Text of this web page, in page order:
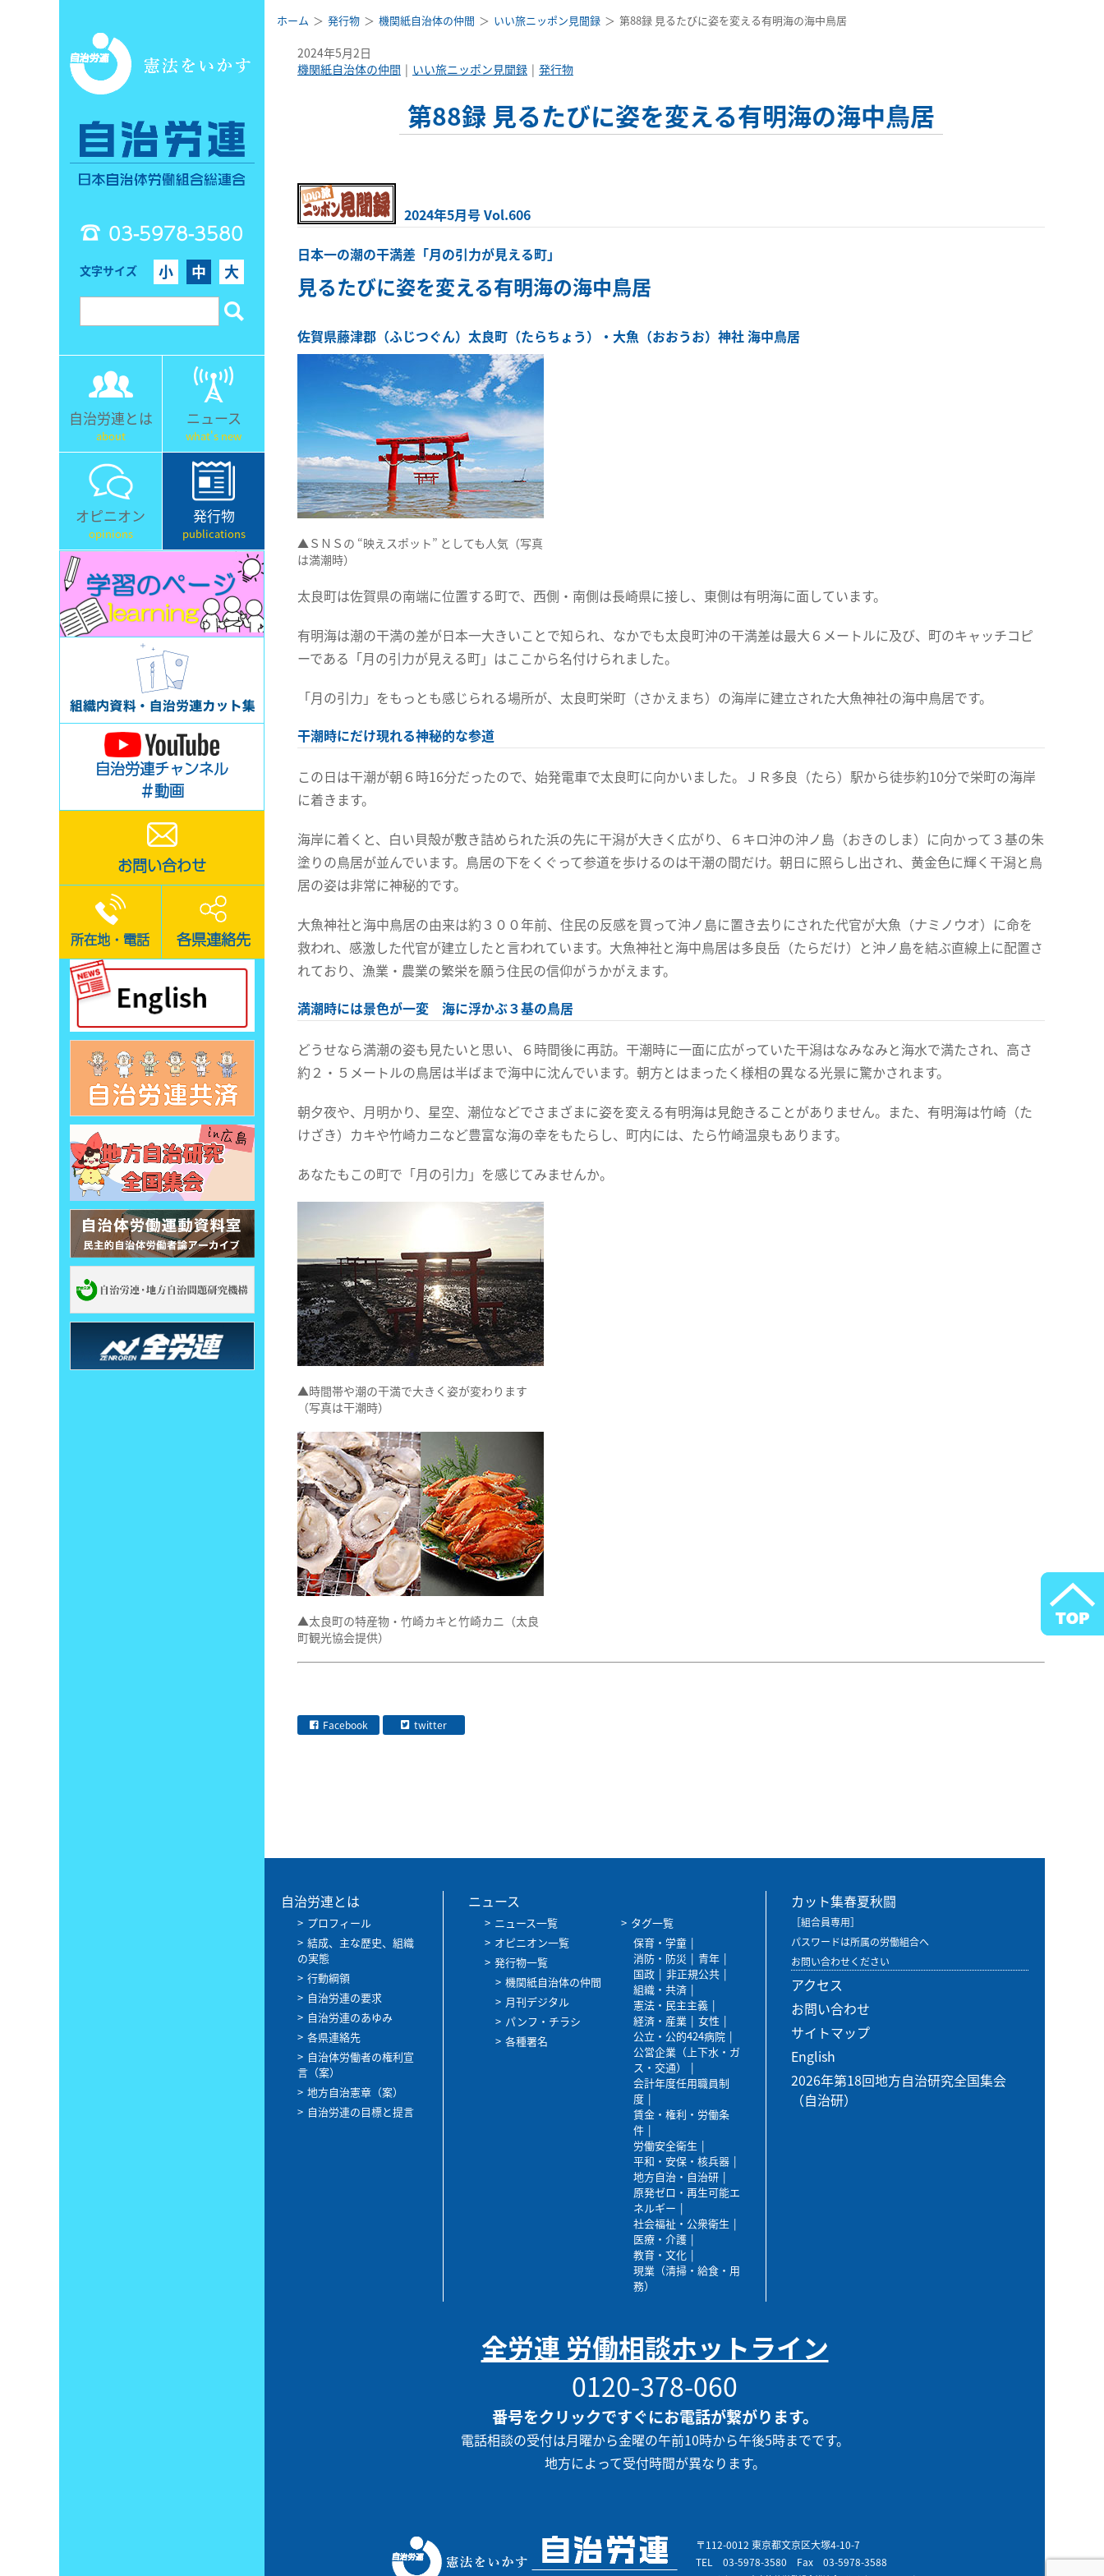
03-5978-3580
文字サイズ 小 中 大
自治労連とは
about
ニュース
what's new
オピニオン
opinions
発行物
publications
自治労連チャンネル
＃動画
お問い合わせ
所在地・電話 各県連絡先
ホーム 発行物 機関紙自治体の仲間 いい旅ニッポン見聞録 第88録 見るたびに姿を変える有明海の海中鳥居
2024年5月2日
機関紙自治体の仲間
いい旅ニッポン見聞録 発行物
第88録 見るたびに姿を変える有明海の海中鳥居
2024年5月号 Vol.606
日本一の潮の干満差「月の引力が見える町」
見るたびに姿を変える有明海の海中鳥居
佐賀県藤津郡（ふじつぐん）太良町（たらちょう）・大魚（おおうお）神社 海中鳥居
▲ＳＮＳの “映えスポット” としても人気（写真
は満潮時）
太良町は佐賀県の南端に位置する町で、西側・南側は長崎県に接し、東側は有明海に面しています。
有明海は潮の干満の差が日本一大きいことで知られ、なかでも太良町沖の干満差は最大６メートルに及び、町のキャッチコピ
ーである「月の引力が見える町」はここから名付けられました。
「月の引力」をもっとも感じられる場所が、太良町栄町（さかえまち）の海岸に建立された大魚神社の海中鳥居です。
干潮時にだけ現れる神秘的な参道
この日は干潮が朝６時16分だったので、始発電車で太良町に向かいました。ＪＲ多良（たら）駅から徒歩約10分で栄町の海岸
に着きます。
海岸に着くと、白い貝殻が敷き詰められた浜の先に干潟が大きく広がり、６キロ沖の沖ノ島（おきのしま）に向かって３基の朱
塗りの鳥居が並んでいます。鳥居の下をくぐって参道を歩けるのは干潮の間だけ。朝日に照らし出され、黄金色に輝く干潟と鳥
居の姿は非常に神秘的です。
大魚神社と海中鳥居の由来は約３００年前、住民の反感を買って沖ノ島に置き去りにされた代官が大魚（ナミノウオ）に命を
救われ、感激した代官が建立したと言われています。大魚神社と海中鳥居は多良岳（たらだけ）と沖ノ島を結ぶ直線上に配置さ
れており、漁業・農業の繁栄を願う住民の信仰がうかがえます。
満潮時には景色が一変 海に浮かぶ３基の鳥居
どうせなら満潮の姿も見たいと思い、６時間後に再訪。干潮時に一面に広がっていた干潟はなみなみと海水で満たされ、高さ
約２・５メートルの鳥居は半ばまで海中に沈んでいます。朝方とはまったく様相の異なる光景に驚かされます。
朝夕夜や、月明かり、星空、潮位などでさまざまに姿を変える有明海は見飽きることがありません。また、有明海は竹崎（た
けざき）カキや竹崎カニなど豊富な海の幸をもたらし、町内には、たら竹崎温泉もあります。
あなたもこの町で「月の引力」を感じてみませんか。
▲時間帯や潮の干満で大きく姿が変わります
（写真は干潮時）
▲太良町の特産物・竹崎カキと竹崎カニ（太良
町観光協会提供）
Facebook twitter
自治労連とは
プロフィール
結成、主な歴史、組織
の実態
行動綱領
自治労連の要求
自治労連のあゆみ
各県連絡先
自治体労働者の権利宣
言（案）
地方自治憲章（案）
自治労連の目標と提言
ニュース
ニュース一覧
オピニオン一覧
発行物一覧
機関紙自治体の仲間
月刊デジタル
パンフ・チラシ
各種署名
タグ一覧
保育・学童
消防・防災
青年
国政
非正規公共
組織・共済
憲法・民主主義
経済・産業
女性
公立・公的424病院
公営企業（上下水・ガ
ス・交通）
会計年度任用職員制
度
賃金・権利・労働条
件
労働安全衛生
平和・安保・核兵器
地方自治・自治研
原発ゼロ・再生可能エ
ネルギー
社会福祉・公衆衛生
医療・介護
教育・文化
現業（清掃・給食・用
務）
カット集春夏秋闘
［組合員専用］
パスワードは所属の労働組合へ
お問い合わせください
アクセス
お問い合わせ
サイトマップ
English
2026年第18回地方自治研究全国集会
（自治研）
全労連 労働相談ホットライン
0120-378-060
番号をクリックですぐにお電話が繋がります。
電話相談の受付は月曜から金曜の午前10時から午後5時までです。
地方によって受付時間が異なります。
〒112-0012 東京都文京区大塚4-10-7
TEL 03-5978-3580 Fax 03-5978-3588